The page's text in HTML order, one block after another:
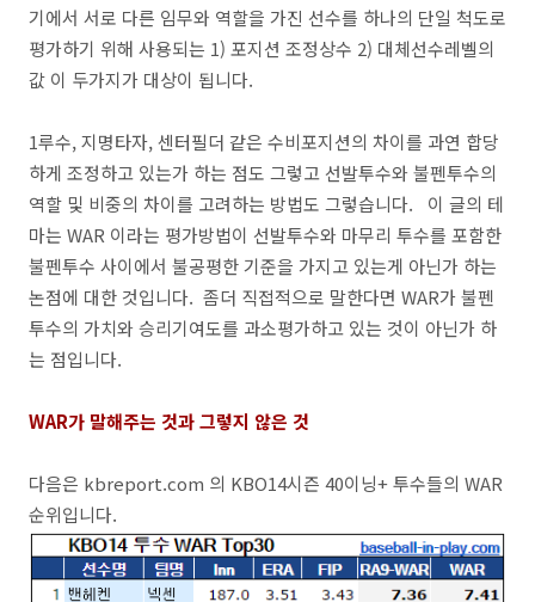
기에서 서로 다른 임무와 역할을 가진 선수를 하나의 단일 척도로
평가하기 위해 사용되는 1) 포지션 조정상수 2) 대체선수레벨의
값 이 두가지가 대상이 됩니다.
1루수, 지명타자, 센터필더 같은 수비포지션의 차이를 과연 합당
하게 조정하고 있는가 하는 점도 그렇고 선발투수와 불펜투수의
역할 및 비중의 차이를 고려하는 방법도 그렇습니다. 이 글의 테
마는 WAR 이라는 평가방법이 선발투수와 마무리 투수를 포함한
불펜투수 사이에서 불공평한 기준을 가지고 있는게 아닌가 하는
논점에 대한 것입니다. 좀더 직접적으로 말한다면 WAR가 불펜
투수의 가치와 승리기여도를 과소평가하고 있는 것이 아닌가 하
는 점입니다.
WAR가 말해주는 것과 그렇지 않은 것
다음은 kbreport.com 의 KBO14시즌 40이닝+ 투수들의 WAR
순위입니다.